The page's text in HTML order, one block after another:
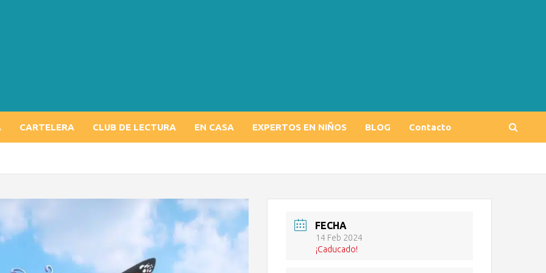
CARTELERA CLUB DE LECTURA EN CASA EXPERTOS EN NIÑOS BLOG Contacto
FECHA
14 Feb 2024
¡Caducado!